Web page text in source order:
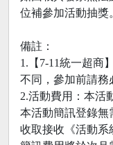
位補參加活動抽獎
備註：
1.【7-11統一超商
不同，參加前請務
2.活動費用：本活
本活動簡訊登錄無
收取接收《活動系